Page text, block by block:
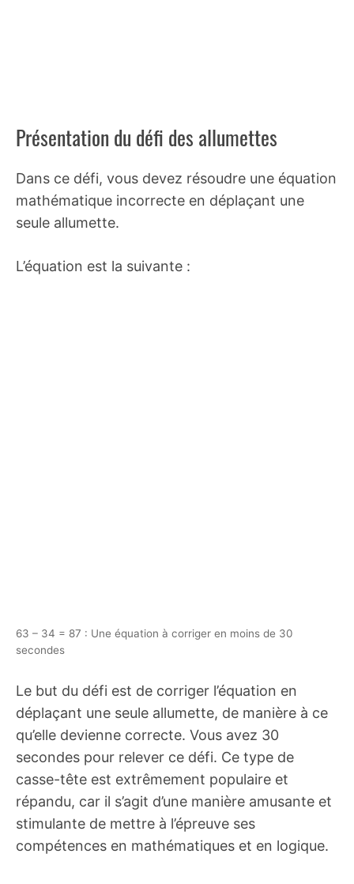
Présentation du défi des allumettes
Dans ce défi, vous devez résoudre une équation
mathématique incorrecte en déplaçant une
seule allumette.
L’équation est la suivante :
63 – 34 = 87 : Une équation à corriger en moins de 30
secondes
Le but du défi est de corriger l’équation en
déplaçant une seule allumette, de manière à ce
qu’elle devienne correcte. Vous avez 30
secondes pour relever ce défi. Ce type de
casse-tête est extrêmement populaire et
répandu, car il s’agit d’une manière amusante et
stimulante de mettre à l’épreuve ses
compétences en mathématiques et en logique.